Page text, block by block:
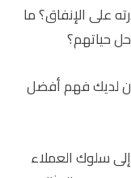
على الإنفاق؟ ما
حياتهم؟
لديك فهم أفضل
سلوك العملاء